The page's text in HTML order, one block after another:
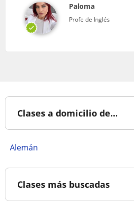
Paloma
Profe de Inglés
Clases a domicilio de...
Alemán
Clases más buscadas